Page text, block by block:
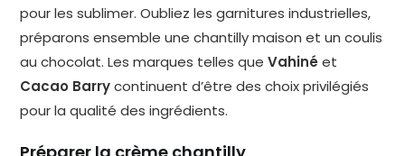
pour les sublimer. Oubliez les garnitures industrielles,
préparons ensemble une chantilly maison et un coulis
au chocolat. Les marques telles queVahiné et
Cacao Barrycontinuent d’être des choix privilégiés
pour la qualité des ingrédients.